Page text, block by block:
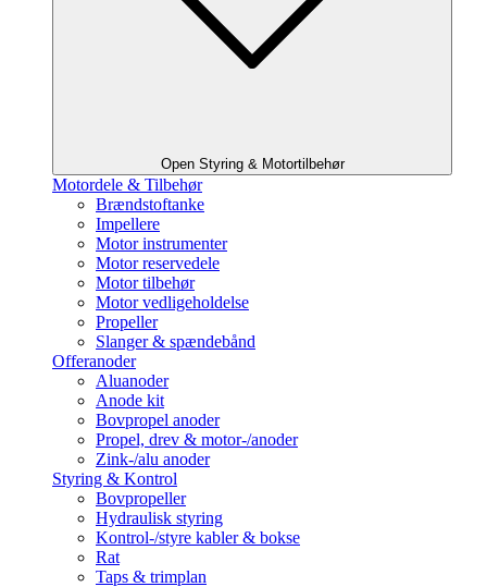
Open Styring & Motortilbehør
Motordele & Tilbehør
Brændstoftanke
Impellere
Motor instrumenter
Motor reservedele
Motor tilbehør
Motor vedligeholdelse
Propeller
Slanger & spændebånd
Offeranoder
Aluanoder
Anode kit
Bovpropel anoder
Propel, drev & motor-/anoder
Zink-/alu anoder
Styring & Kontrol
Bovpropeller
Hydraulisk styring
Kontrol-/styre kabler & bokse
Rat
Taps & trimplan